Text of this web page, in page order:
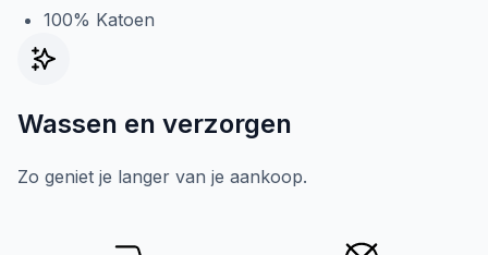
100% Katoen
Wassen en verzorgen
Zo geniet je langer van je aankoop.